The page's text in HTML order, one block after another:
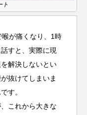
ト
喉が痛くなり、1時
すと、実際に現
解決しないとい
抜けてしまいま
す。
これから大きな